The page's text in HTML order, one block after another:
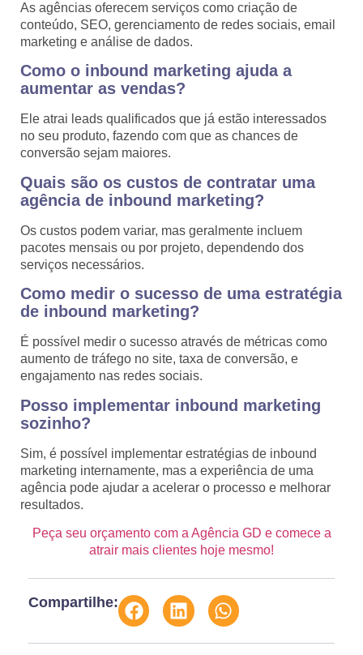
As agências oferecem serviços como criação de
conteúdo, SEO, gerenciamento de redes sociais, email
marketing e análise de dados.
Como o inbound marketing ajuda a
aumentar as vendas?
Ele atrai leads qualificados que já estão interessados
no seu produto, fazendo com que as chances de
conversão sejam maiores.
Quais são os custos de contratar uma
agência de inbound marketing?
Os custos podem variar, mas geralmente incluem
pacotes mensais ou por projeto, dependendo dos
serviços necessários.
Como medir o sucesso de uma estratégia
de inbound marketing?
É possível medir o sucesso através de métricas como
aumento de tráfego no site, taxa de conversão, e
engajamento nas redes sociais.
Posso implementar inbound marketing
sozinho?
Sim, é possível implementar estratégias de inbound
marketing internamente, mas a experiência de uma
agência pode ajudar a acelerar o processo e melhorar
resultados.
Peça seu orçamento com a Agência GD e comece a
atrair mais clientes hoje mesmo!
Compartilhe: